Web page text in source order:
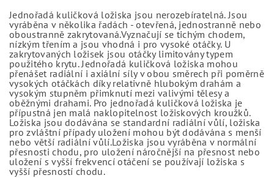
Jednořadá kuličková ložiska jsou nerozebíratelná. Jsou
vyráběna v několika řadách - otevřená, jednostranně nebo
oboustranně zakrytovaná.Vyznačují se tichým chodem,
nízkým třením a jsou vhodná i pro vysoké otáčky. U
zakrytovaných ložisek jsou otáčky limitovány typem
použitého krytu. Jednořadá kuličková ložiska mohou
přenášet radiální i axiální síly v obou směrech při poměrně
vysokých otáčkách díky relativně hlubokým drahám a
vysokým stupněm přimknutí mezi valivými tělesy a
oběžnými drahami. Pro jednořadá kuličková ložiska je
přípustná jen malá naklopitelnost ložiskových kroužků.
Ložiska jsou dodávána se standardní radiální vůlí, ložiska
pro zvláštní případy uložení mohou být dodávána s menší
nebo větší radiální vůlí.Ložiska jsou vyráběna v normální
přesnosti chodu, pro uložení náročnější na přesnost nebo
uložení s vyšší frekvencí otáčení se používají ložiska s
vyšší přesností chodu.